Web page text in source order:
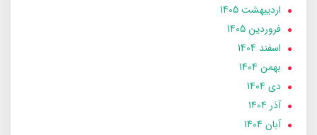
ارديبهشت 1405
فروردین 1405
اسفند 1404
بهمن 1404
دی 1404
آذر 1404
آبان 1404